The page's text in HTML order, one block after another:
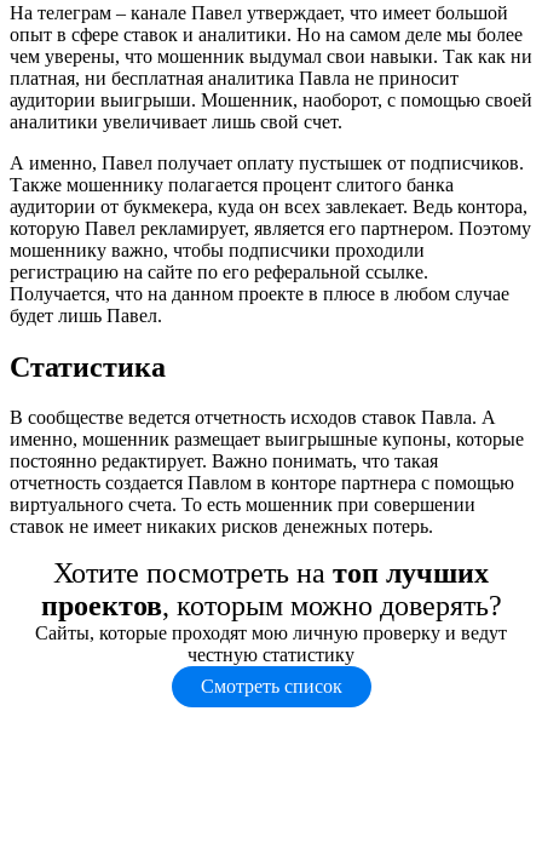
На телеграм – канале Павел утверждает, что имеет большой
опыт в сфере ставок и аналитики. Но на самом деле мы более
чем уверены, что мошенник выдумал свои навыки. Так как ни
платная, ни бесплатная аналитика Павла не приносит
аудитории выигрыши. Мошенник, наоборот, с помощью своей
аналитики увеличивает лишь свой счет.
А именно, Павел получает оплату пустышек от подписчиков.
Также мошеннику полагается процент слитого банка
аудитории от букмекера, куда он всех завлекает. Ведь контора,
которую Павел рекламирует, является его партнером. Поэтому
мошеннику важно, чтобы подписчики проходили
регистрацию на сайте по его реферальной ссылке.
Получается, что на данном проекте в плюсе в любом случае
будет лишь Павел.
Статистика
В сообществе ведется отчетность исходов ставок Павла. А
именно, мошенник размещает выигрышные купоны, которые
постоянно редактирует. Важно понимать, что такая
отчетность создается Павлом в конторе партнера с помощью
виртуального счета. То есть мошенник при совершении
ставок не имеет никаких рисков денежных потерь.
Хотите посмотреть на топ лучших
проектов, которым можно доверять?
Сайты, которые проходят мою личную проверку и ведут
честную статистику
Смотреть список